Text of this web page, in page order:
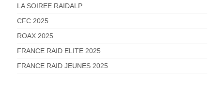
LA SOIREE RAIDALP
CFC 2025
ROAX 2025
FRANCE RAID ELITE 2025
FRANCE RAID JEUNES 2025